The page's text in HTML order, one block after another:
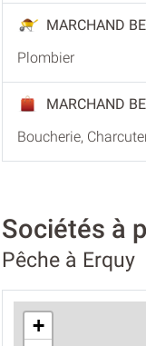
MARCHAND
Plombier
MARCHAND
Boucherie,
Sociétés à
Pêche à Erquy
+